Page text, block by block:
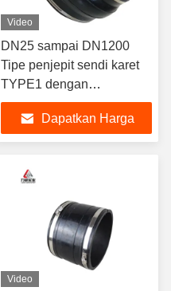
Video
DN25 sampai DN1200
Tipe penjepit sendi karet
TYPE1 dengan
pergeseran lentur
Dapatkan Harga
Video